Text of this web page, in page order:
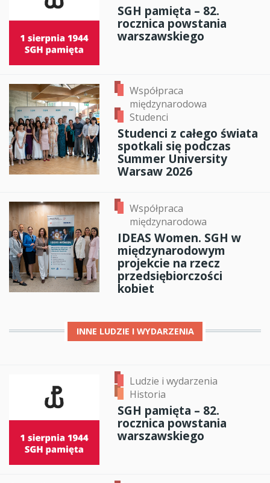
SGH pamięta – 82.
rocznica powstania
warszawskiego
Współpraca
międzynarodowa
Studenci
Studenci z całego świata
spotkali się podczas
Summer University
Warsaw 2026
Współpraca
międzynarodowa
IDEAS Women. SGH w
międzynarodowym
projekcie na rzecz
przedsiębiorczości
kobiet
INNE LUDZIE I WYDARZENIA
Ludzie i wydarzenia
Historia
SGH pamięta – 82.
rocznica powstania
warszawskiego